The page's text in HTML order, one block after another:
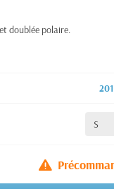
doublée polaire.